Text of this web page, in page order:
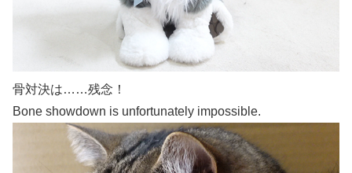
骨対決は……残念！
Bone showdown is unfortunately impossible.